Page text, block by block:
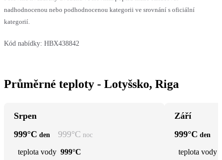
nadhodnocenou nebo podhodnocenou kategorii ve srovnání s oficiální
kategorií.
Kód nabídky: HBX438842
Průměrné teploty - Lotyšsko, Riga
Srpen
999°C den 999°C noc
teplota vody 999°C
Září
999°C den
teplota vody